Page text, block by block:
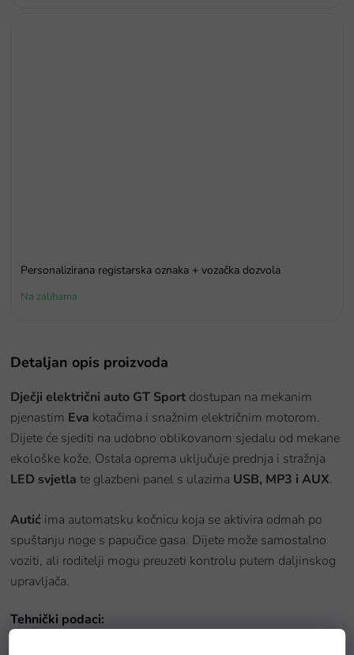
Personalizirana registarska oznaka + vozačka dozvola
Na zalihama
Detaljan opis proizvoda
Dječji električni auto GT Sport dostupan na mekanim
pjenastim Eva kotačima i snažnim električnim motorom.
Dijete će sjediti na udobno oblikovanom sjedalu od mekane
ekološke kože. Ostala oprema uključuje prednja i stražnja
LED svjetla te glazbeni panel s ulazima USB, MP3 i AUX.
Autić ima automatsku kočnicu koja se aktivira odmah po
spuštanju noge s papučice gasa. Dijete može samostalno
voziti, ali roditelji mogu preuzeti kontrolu putem daljinskog
upravljača.
Tehnički podaci: